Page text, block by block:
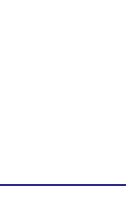
Twitter)
email